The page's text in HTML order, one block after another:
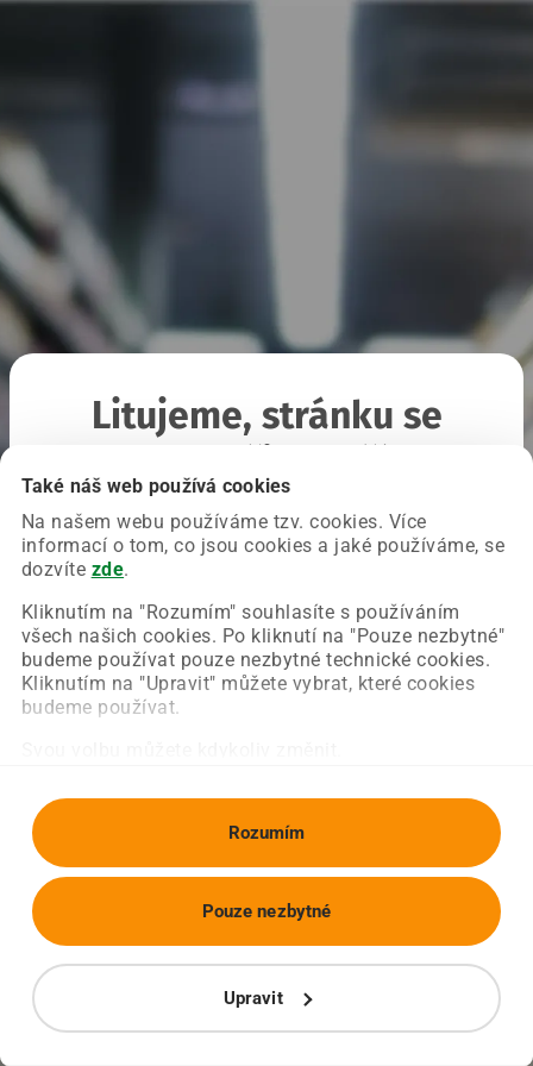
Také náš web používá cookies
Na našem webu používáme tzv. cookies. Více
informací o tom, co jsou cookies a jaké používáme, se
dozvíte zde.
Kliknutím na "Rozumím" souhlasíte s používáním
všech našich cookies. Po kliknutí na "Pouze nezbytné"
budeme používat pouze nezbytné technické cookies.
Kliknutím na "Upravit" můžete vybrat, které cookies
budeme používat.
Rozumím
Upravit
Pouze nezbytné
Litujeme, stránku se
Chyba nastala na naší straně a už ji opravujeme.
Zkuste prosím znovu načíst požadovanou stránku.
Obnovit stránku Úvodní strana